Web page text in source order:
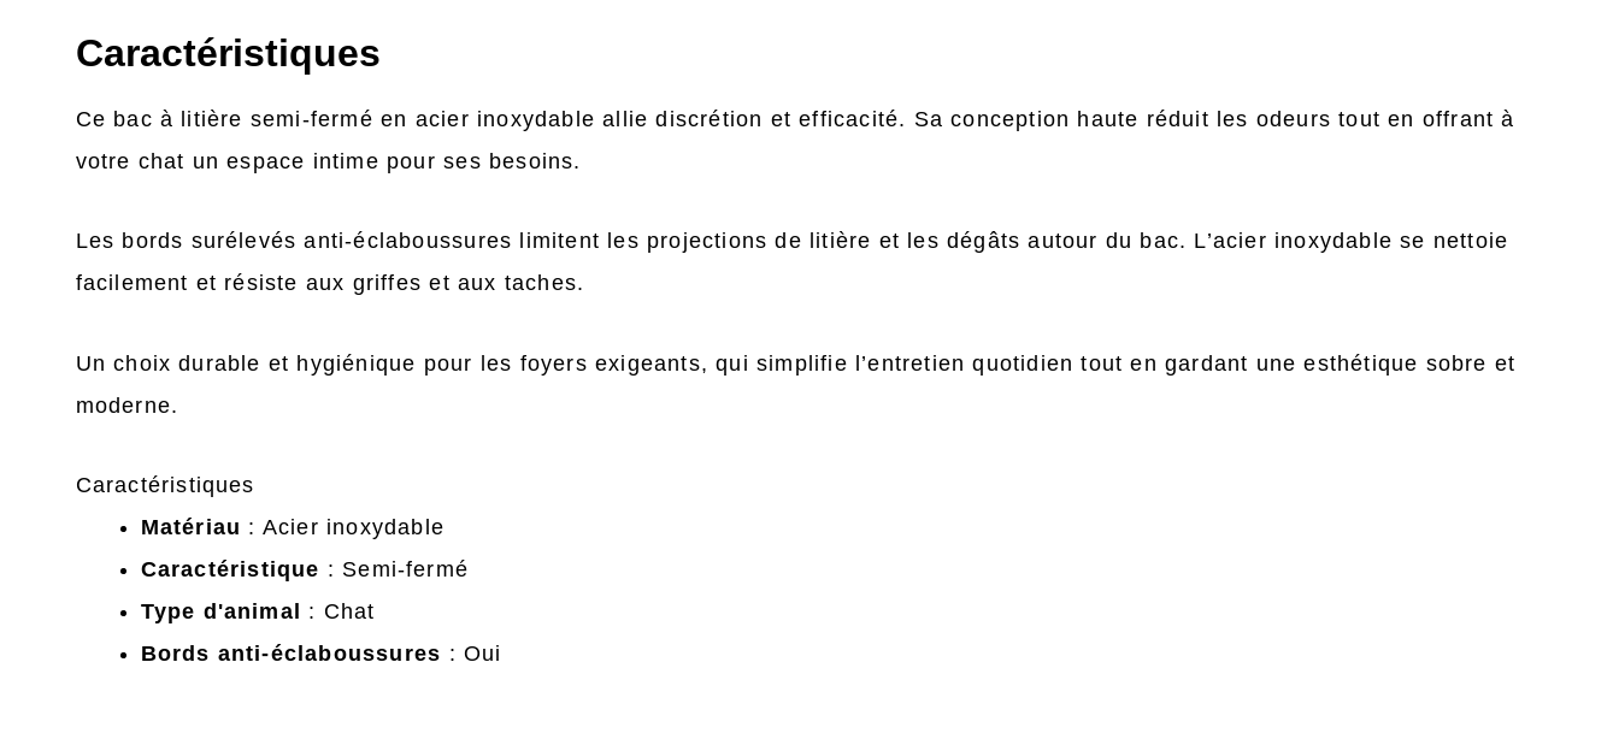
Caractéristiques
Ce bac à litière semi-fermé en acier inoxydable allie discrétion et efficacité. Sa conception haute réduit les odeurs tout en offrant à
votre chat un espace intime pour ses besoins.
Les bords surélevés anti-éclaboussures limitent les projections de litière et les dégâts autour du bac. L’acier inoxydable se nettoie
facilement et résiste aux griffes et aux taches.
Un choix durable et hygiénique pour les foyers exigeants, qui simplifie l’entretien quotidien tout en gardant une esthétique sobre et
moderne.
Caractéristiques
Matériau : Acier inoxydable
Caractéristique : Semi-fermé
Type d'animal
: Chat
Bords anti-éclaboussures : Oui